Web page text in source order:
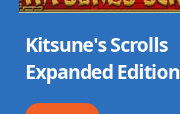
Kitsune's Scrolls
Expanded Edition